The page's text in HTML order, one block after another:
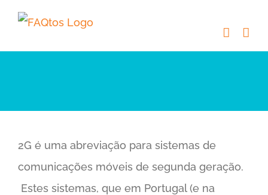
Skip
content
2G é uma abreviação para sistemas de
comunicações móveis de segunda geração.
Estes sistemas, que em Portugal (e na